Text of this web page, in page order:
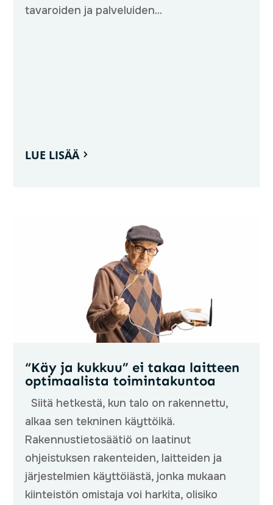
tavaroiden ja palveluiden...
LUE LISÄÄ
“Käy ja kukkuu” ei takaa laitteen
optimaalista toimintakuntoa
Siitä hetkestä, kun talo on rakennettu,
alkaa sen tekninen käyttöikä.
Rakennustietosäätiö on laatinut
ohjeistuksen rakenteiden, laitteiden ja
järjestelmien käyttöiästä, jonka mukaan
kiinteistön omistaja voi harkita, olisiko